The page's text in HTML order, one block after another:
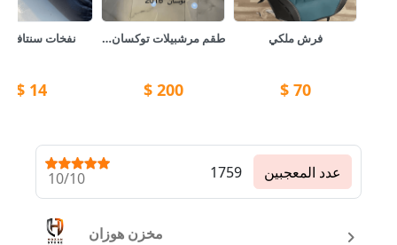
فرش ملكي
70
$
طقم مرشبيلات توكسان مع طقم دعاميات امامي و خلفي 🚙
200
$
نفخات سنتافي Cm
14
$
10/10 1759 عدد المعجبين
مخزن هوزان